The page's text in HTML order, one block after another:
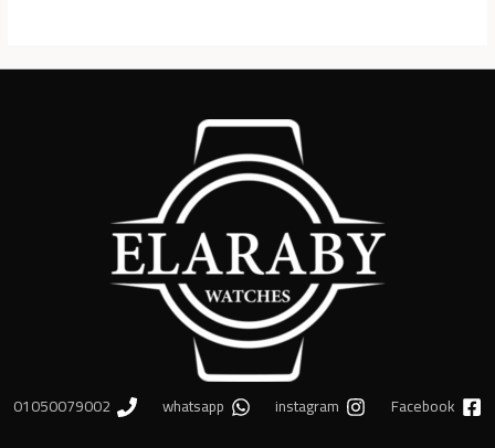
Facebook
instagram
whatsapp
01050079002